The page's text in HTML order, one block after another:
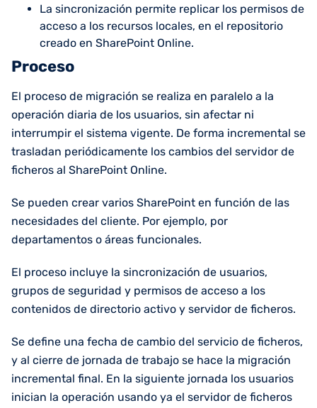
La sincronización permite replicar los permisos de
acceso a los recursos locales, en el repositorio
creado en SharePoint Online.
Proceso
El proceso de migración se realiza en paralelo a la
operación diaria de los usuarios, sin afectar ni
interrumpir el sistema vigente. De forma incremental se
trasladan periódicamente los cambios del servidor de
ficheros al SharePoint Online.
Se pueden crear varios SharePoint en función de las
necesidades del cliente. Por ejemplo, por
departamentos o áreas funcionales.
El proceso incluye la sincronización de usuarios,
grupos de seguridad y permisos de acceso a los
contenidos de directorio activo y servidor de ficheros.
Se define una fecha de cambio del servicio de ficheros,
y al cierre de jornada de trabajo se hace la migración
incremental final. En la siguiente jornada los usuarios
inician la operación usando ya el servidor de ficheros